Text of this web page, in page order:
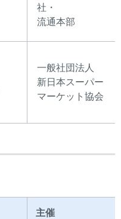
社・
流通本部
一般社団法人
新日本スーパー
マーケット協会
主催